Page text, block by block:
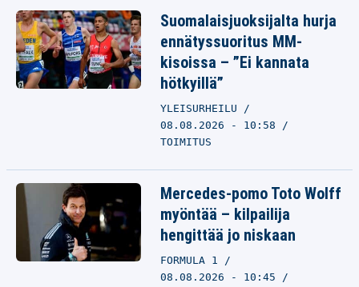
Suomalaisjuoksijalta hurja
ennätyssuoritus MM-
kisoissa – ”Ei kannata
hötkyillä”
YLEISURHEILU
08.08.2026 - 10:58
TOIMITUS
Mercedes-pomo Toto Wolff
myöntää – kilpailija
hengittää jo niskaan
FORMULA 1
08.08.2026 - 10:45